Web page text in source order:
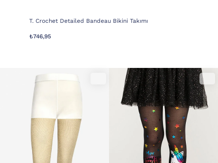
T. Crochet Detailed Bandeau Bikini Takımı
₺746,95